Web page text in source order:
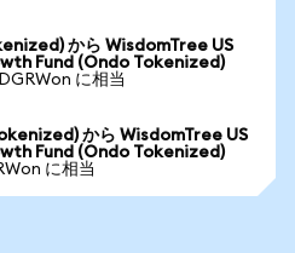
から WisdomTree US
Fund (Ondo Tokenized)
に相当
から WisdomTree US
Fund (Ondo Tokenized)
に相当